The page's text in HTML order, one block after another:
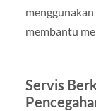
membantu
Servis